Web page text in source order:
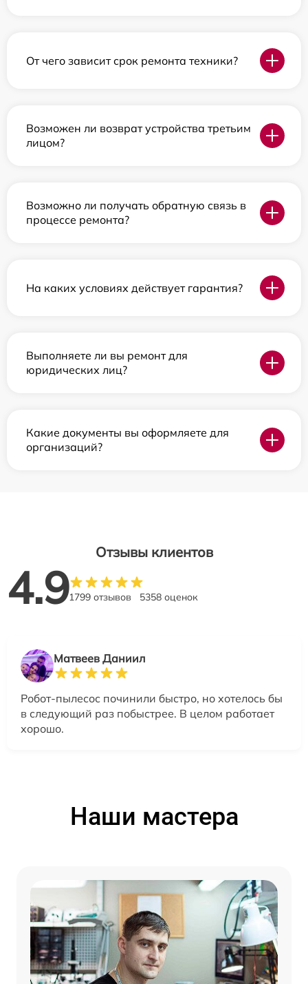
От чего зависит срок ремонта техники?
Возможен ли возврат устройства третьим
лицом?
Возможно ли получать обратную связь в
процессе ремонта?
На каких условиях действует гарантия?
Выполняете ли вы ремонт для
юридических лиц?
Какие документы вы оформляете для
организаций?
Отзывы клиентов
4.91799 отзывов 5358 оценок
Матвеев Даниил
Робот-пылесос починили быстро, но хотелось бы
в следующий раз побыстрее. В целом работает
хорошо.
Наши мастера